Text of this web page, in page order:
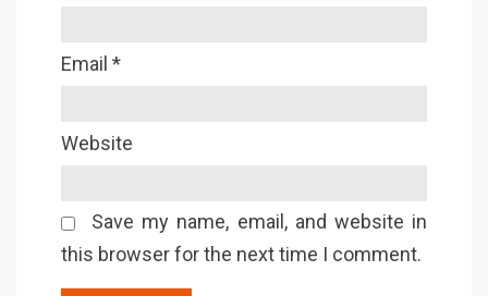
Email *
Website
Save my name, email, and website in
this browser for the next time I comment.